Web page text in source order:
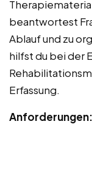
beantwortest
Ablauf und zu
hilfst du bei der
Erfassung.
Anforderungen: